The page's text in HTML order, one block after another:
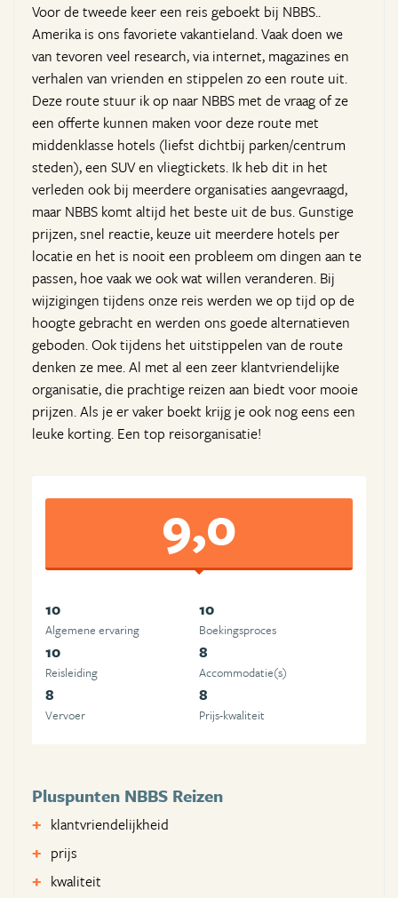
Voor de tweede keer een reis geboekt bij NBBS..
Amerika is ons favoriete vakantieland. Vaak doen we
van tevoren veel research, via internet, magazines en
verhalen van vrienden en stippelen zo een route uit.
Deze route stuur ik op naar NBBS met de vraag of ze
een offerte kunnen maken voor deze route met
middenklasse hotels (liefst dichtbij parken/centrum
steden), een SUV en vliegtickets. Ik heb dit in het
verleden ook bij meerdere organisaties aangevraagd,
maar NBBS komt altijd het beste uit de bus. Gunstige
prijzen, snel reactie, keuze uit meerdere hotels per
locatie en het is nooit een probleem om dingen aan te
passen, hoe vaak we ook wat willen veranderen. Bij
wijzigingen tijdens onze reis werden we op tijd op de
hoogte gebracht en werden ons goede alternatieven
geboden. Ook tijdens het uitstippelen van de route
denken ze mee. Al met al een zeer klantvriendelijke
organisatie, die prachtige reizen aan biedt voor mooie
prijzen. Als je er vaker boekt krijg je ook nog eens een
leuke korting. Een top reisorganisatie!
9,0
10
Algemene ervaring
10
Boekingsproces
10
Reisleiding
8
Accommodatie(s)
8
Vervoer
8
Prijs-kwaliteit
Pluspunten NBBS Reizen
klantvriendelijkheid
prijs
kwaliteit